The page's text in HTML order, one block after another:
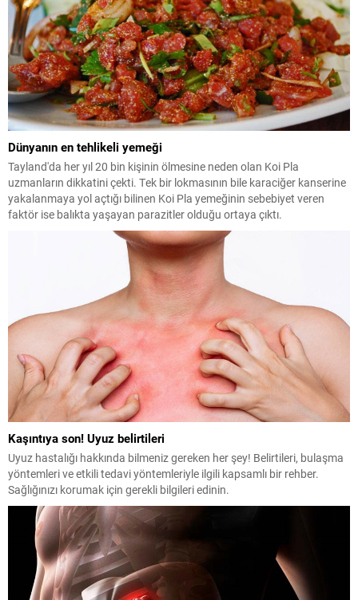
Dünyanın en tehlikeli yemeği
Tayland'da her yıl 20 bin kişinin ölmesine neden olan Koi Pla
uzmanların dikkatini çekti. Tek bir lokmasının bile karaciğer kanserine
yakalanmaya yol açtığı bilinen Koi Pla yemeğinin sebebiyet veren
faktör ise balıkta yaşayan parazitler olduğu ortaya çıktı.
Kaşıntıya son! Uyuz belirtileri
Uyuz hastalığı hakkında bilmeniz gereken her şey! Belirtileri, bulaşma
yöntemleri ve etkili tedavi yöntemleriyle ilgili kapsamlı bir rehber.
Sağlığınızı korumak için gerekli bilgileri edinin.